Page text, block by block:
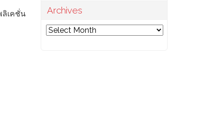
ลิเคชั่น
Archives
Archives